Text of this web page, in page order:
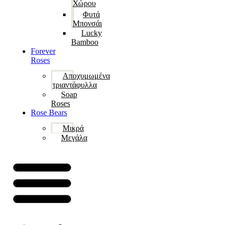
Χώρου
Φυτά
Μπονσάι
Lucky
Bamboo
Forever
Roses
Αποχυμωμένα
τριαντάφυλλα
Soap
Roses
Rose Βears
Μικρά
Μεγάλα